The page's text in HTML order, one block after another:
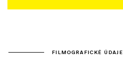
FILMOGRAFICKÉ ÚDAJE